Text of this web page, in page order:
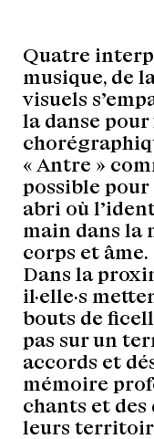
Quatre
musique, de
visuels
la danse pour
« Antre »
possible pour
abri où
main dans la
corps et âme.
Dans la
il·elle·s
bouts de
pas sur un
accords et
mémoire
chants et
leurs